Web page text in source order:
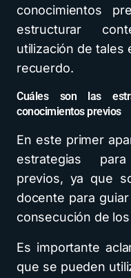
conocimientos
estructurar
utilización de tales
recuerdo.
Cuáles son las
conocimientos previos
En este primer
estrategias
previos, ya que
docente para
consecución de
Es importante
que se pueden